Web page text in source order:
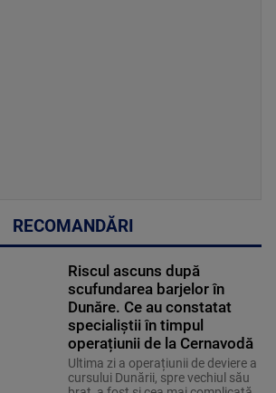
RECOMANDĂRI
Riscul ascuns după
scufundarea barjelor în
Dunăre. Ce au constatat
specialiștii în timpul
operațiunii de la Cernavodă
Ultima zi a operațiunii de deviere a
cursului Dunării, spre vechiul său